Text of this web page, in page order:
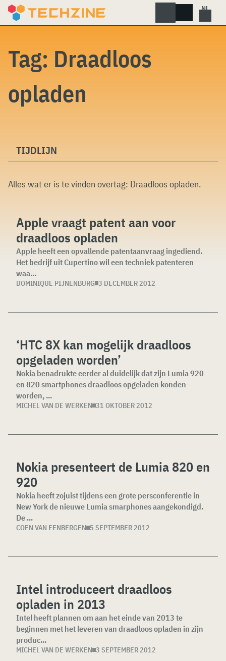
Skip
Tag: Draadloos
opladen
TIJDLIJN
Alles wat er is te vinden overtag: Draadloos opladen.
Apple vraagt patent aan voor
draadloos opladen
Apple heeft een opvallende patentaanvraag ingediend.
Het bedrijf uit Cupertino wil een techniek patenteren
waa...
DOMINIQUE PIJNENBURG 3 DECEMBER 2012
‘HTC 8X kan mogelijk draadloos
opgeladen worden’
Nokia benadrukte eerder al duidelijk dat zijn Lumia 920
en 820 smartphones draadloos opgeladen konden
worden, ...
MICHEL VAN DE WERKEN 31 OKTOBER 2012
Nokia presenteert de Lumia 820 en
920
Nokia heeft zojuist tijdens een grote persconferentie in
New York de nieuwe Lumia smarphones aangekondigd.
De ...
COEN VAN EENBERGEN 5 SEPTEMBER 2012
Intel introduceert draadloos
opladen in 2013
Intel heeft plannen om aan het einde van 2013 te
beginnen met het leveren van draadloos opladen in zijn
produc...
MICHEL VAN DE WERKEN 3 SEPTEMBER 2012